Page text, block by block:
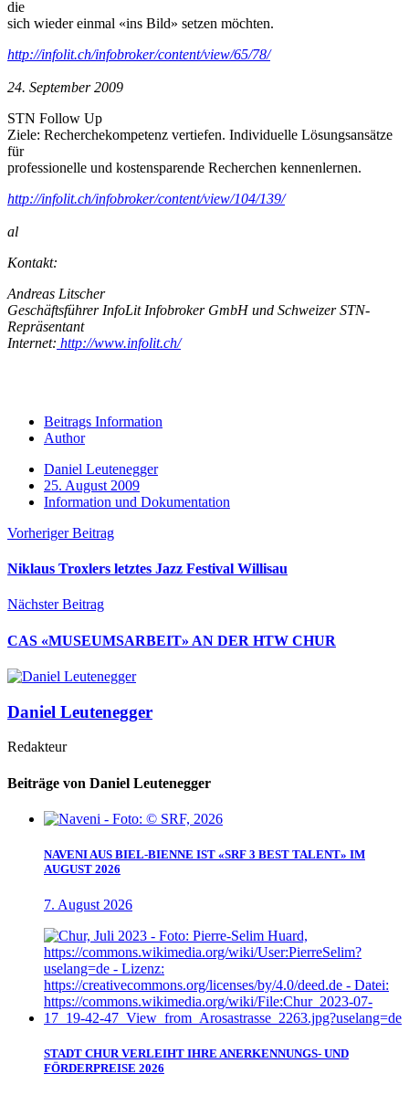
die
sich wieder einmal «ins Bild» setzen möchten.
http://infolit.ch/infobroker/content/view/65/78/
24. September 2009
STN Follow Up
Ziele: Recherchekompetenz vertiefen. Individuelle Lösungsansätze
für
professionelle und kostensparende Recherchen kennenlernen.
http://infolit.ch/infobroker/content/view/104/139/
al
Kontakt:
Andreas Litscher
Geschäftsführer InfoLit Infobroker GmbH und Schweizer STN-
Repräsentant
Internet: http://www.infolit.ch/
Beitrags Information
Author
Daniel Leutenegger
25. August 2009
Information und Dokumentation
Vorheriger Beitrag
Niklaus Troxlers letztes Jazz Festival Willisau
Nächster Beitrag
CAS «MUSEUMSARBEIT» AN DER HTW CHUR
Daniel Leutenegger
Redakteur
Beiträge von Daniel Leutenegger
NAVENI AUS BIEL-BIENNE IST «SRF 3 BEST TALENT» IM
AUGUST 2026
7. August 2026
STADT CHUR VERLEIHT IHRE ANERKENNUNGS- UND
FÖRDERPREISE 2026